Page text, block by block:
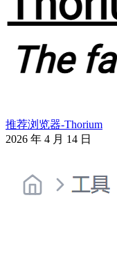
推荐浏览器-Thorium
2026 年 4 月 14 日